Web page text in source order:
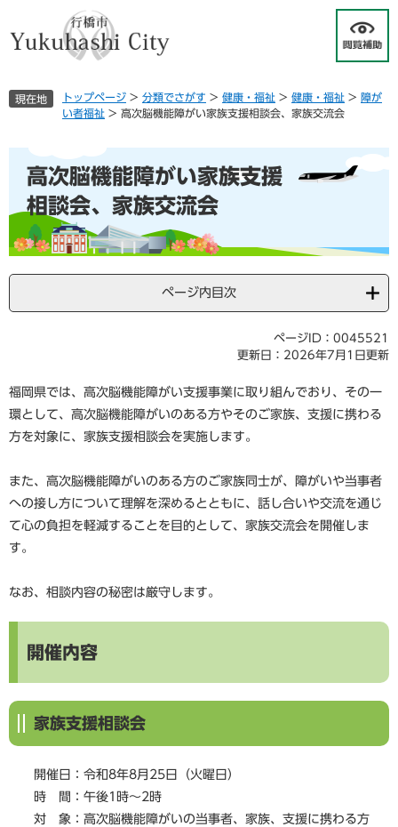
へ
現在地 トップページ > 分類でさがす > 健康・福祉 > 健康・福祉 > 障が
い者福祉 > 高次脳機能障がい家族支援相談会、家族交流会
高次脳機能障がい家族支援
相談会、家族交流会
ページ内目次
ページID：0045521
更新日：2026年7月1日更新
福岡県では、高次脳機能障がい支援事業に取り組んでおり、その一
環として、高次脳機能障がいのある方やそのご家族、支援に携わる
方を対象に、家族支援相談会を実施します。
また、高次脳機能障がいのある方のご家族同士が、障がいや当事者
への接し方について理解を深めるとともに、話し合いや交流を通じ
て心の負担を軽減することを目的として、家族交流会を開催しま
す。
なお、相談内容の秘密は厳守します。
開催内容
家族支援相談会
開催日：令和8年8月25日（火曜日）
時 間：午後1時～2時
対 象：高次脳機能障がいの当事者、家族、支援に携わる方